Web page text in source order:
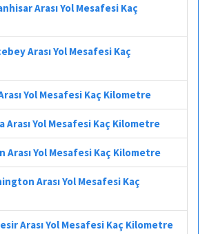
Arası Yol Mesafesi Kaç
Arası Yol Mesafesi Kaç
Yol Mesafesi Kaç Kilometre
Arası Yol Mesafesi Kaç Kilometre
Arası Yol Mesafesi Kaç Kilometre
Arası Yol Mesafesi Kaç
Arası Yol Mesafesi Kaç Kilometre